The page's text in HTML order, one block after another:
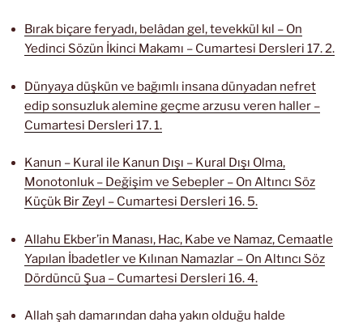
Bırak biçare feryadı, belâdan gel, tevekkül kıl – On
Yedinci Sözün İkinci Makamı – Cumartesi Dersleri 17. 2.
Dünyaya düşkün ve bağımlı insana dünyadan nefret
edip sonsuzluk alemine geçme arzusu veren haller –
Cumartesi Dersleri 17. 1.
Kanun – Kural ile Kanun Dışı – Kural Dışı Olma,
Monotonluk – Değişim ve Sebepler – On Altıncı Söz
Küçük Bir Zeyl – Cumartesi Dersleri 16. 5.
Allahu Ekber’in Manası, Hac, Kabe ve Namaz, Cemaatle
Yapılan İbadetler ve Kılınan Namazlar – On Altıncı Söz
Dördüncü Şua – Cumartesi Dersleri 16. 4.
Allah şah damarından daha yakın olduğu halde